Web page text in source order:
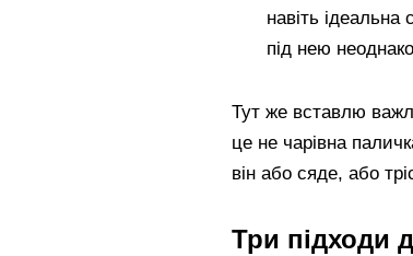
навіть
під нею
Тут же вставлю
це не чарівна
він або сяде, або
Три підходи